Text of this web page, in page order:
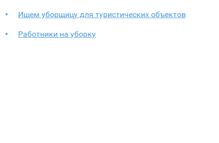
Ищем уборщицу для туристических объектов
Работники на уборку